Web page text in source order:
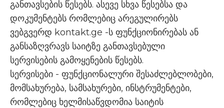
განთავსების წესებს. ასევე სხვა წესებსა და
დოკუმენტებს რომლებიც არეგულირებს
ვებგვერდ kontakt.ge -ს ფუნქციონირებას ან
განსაზღვრავს საიტზე განთავსებული
სერვისების გამოყენების წესებს.
სერვისები - ფუნქციონალური შესაძლებლობები,
მომსახურება, სამსახურები, ინსტრუმენტები,
რომლებიც ხელმისაწვდომია საიტის